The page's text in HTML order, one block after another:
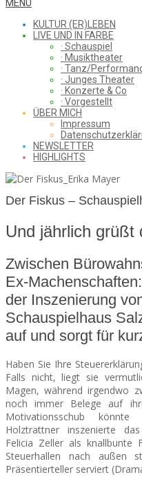
WHAT
SAW
FROM
THE
CHEAP
SEATS
Menu
MENU
KULTUR (ER)LEBEN
LIVE UND IN FARBE
· Schauspiel
· Musiktheater
· Tanz/
· Junges Theater
· Konzerte & Co
· Vorgestellt
ÜBER MICH
Impressum
NEWSLETTER
HIGHLIGHTS
Der Fiskus –
Und jährlich grüßt
Zwischen
Ex-
der Inszenierung
Schauspielhaus
auf und sorgt für
Haben Sie Ihre
Falls nicht, liegt sie
Magen, während irgendwo
noch immer Belege auf
Motivationsschub
Holztrattner inszenierte
Felicia Zeller als knallbunte
Steuerhallen nach außen
Präsentierteller serviert